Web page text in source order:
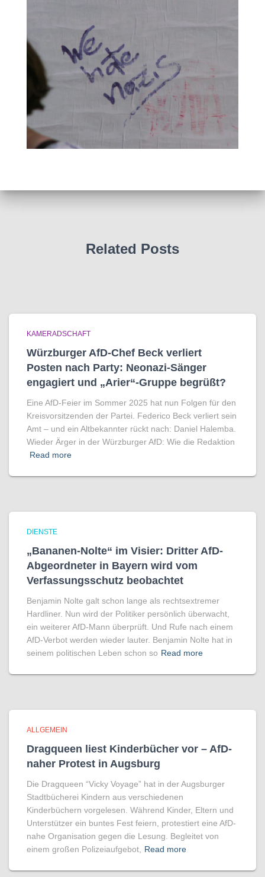
Related Posts
KAMERADSCHAFT
Würzburger AfD-Chef Beck verliert
Posten nach Party: Neonazi-Sänger
engagiert und „Arier“-Gruppe begrüßt?
Eine AfD-Feier im Sommer 2025 hat nun Folgen für den
Kreisvorsitzenden der Partei. Federico Beck verliert sein
Amt – und ein Altbekannter rückt nach: Daniel Halemba.
Wieder Ärger in der Würzburger AfD: Wie die Redaktion
Read more
DIENSTE
„Bananen-Nolte“ im Visier: Dritter AfD-
Abgeordneter in Bayern wird vom
Verfassungsschutz beobachtet
Benjamin Nolte galt schon lange als rechtsextremer
Hardliner. Nun wird der Politiker persönlich überwacht,
ein weiterer AfD-Mann überprüft. Und Rufe nach einem
AfD-Verbot werden wieder lauter. Benjamin Nolte hat in
seinem politischen Leben schon so Read more
ALLGEMEIN
Dragqueen liest Kinderbücher vor – AfD-
naher Protest in Augsburg
Die Dragqueen “Vicky Voyage” hat in der Augsburger
Stadtbücherei Kindern aus verschiedenen
Kinderbüchern vorgelesen. Während Kinder, Eltern und
Unterstützer ein buntes Fest feiern, protestiert eine AfD-
nahe Organisation gegen die Lesung. Begleitet von
einem großen Polizeiaufgebot,
Read more